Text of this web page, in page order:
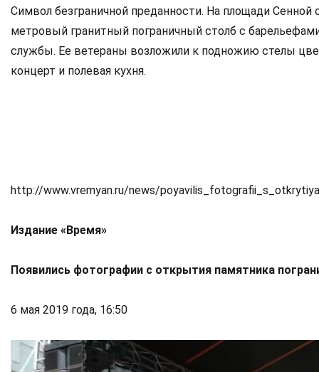
Символ безграничной преданности. На площади
метровый гранитный пограничный столб с
службы. Ее ветераны возложили к подножию стелы
концерт и полевая кухня.
http://www.vremyan.ru/news/
Издание «Время»
По­яви­лись фо­то­гра­фии с от­кры­тия па­мят­ни­ка
6 мая 2019 года, 16:50